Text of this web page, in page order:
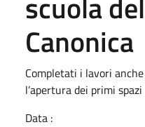
Canonica
Completati i lavori
l’apertura dei primi
Data :